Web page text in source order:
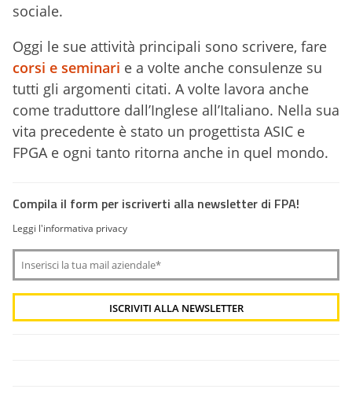
sociale.
Oggi le sue attività principali sono scrivere, fare
corsi e seminari e a volte anche consulenze su
tutti gli argomenti citati. A volte lavora anche
come traduttore dall’Inglese all’Italiano. Nella sua
vita precedente è stato un progettista ASIC e
FPGA e ogni tanto ritorna anche in quel mondo.
Compila il form per iscriverti alla newsletter di FPA!
Leggi l'informativa privacy